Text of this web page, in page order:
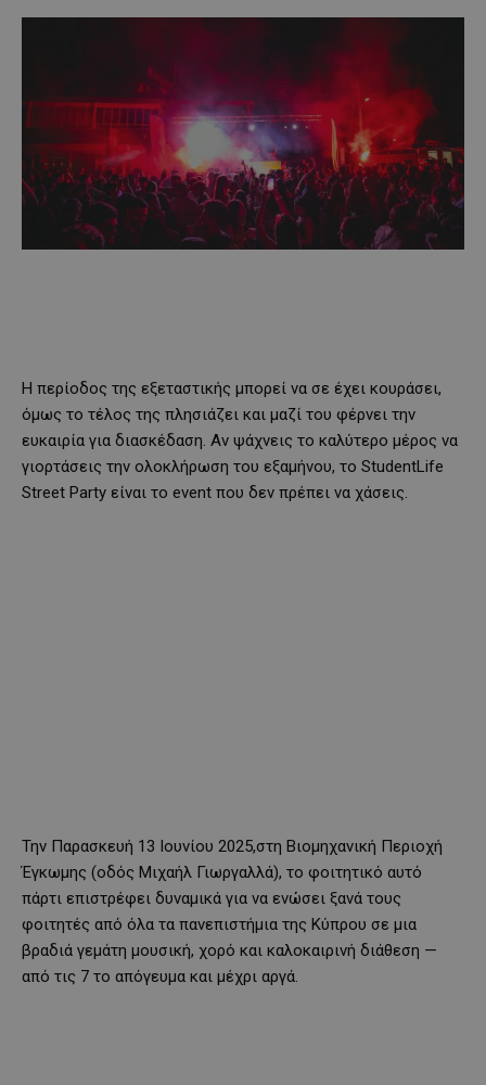
Η περίοδος της εξεταστικής μπορεί να σε έχει κουράσει,
όμως το τέλος της πλησιάζει και μαζί του φέρνει την
ευκαιρία για διασκέδαση. Αν ψάχνεις το καλύτερο μέρος να
γιορτάσεις την ολοκλήρωση του εξαμήνου, το StudentLife
Street Party είναι το event που δεν πρέπει να χάσεις.
Την Παρασκευή 13 Ιουνίου 2025,στη Βιομηχανική Περιοχή
Έγκωμης (οδός Μιχαήλ Γιωργαλλά), το φοιτητικό αυτό
πάρτι επιστρέφει δυναμικά για να ενώσει ξανά τους
φοιτητές από όλα τα πανεπιστήμια της Κύπρου σε μια
βραδιά γεμάτη μουσική, χορό και καλοκαιρινή διάθεση —
από τις 7 το απόγευμα και μέχρι αργά.